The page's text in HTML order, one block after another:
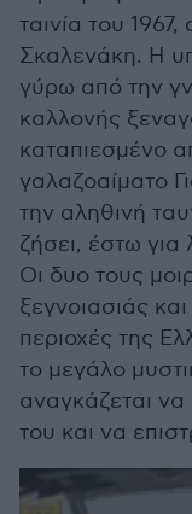
ταινία του
Σκαλενάκη. Η
γύρω από την
καλλονής
καταπιεσμένο
γαλαζοαίματο
την αληθινή
ζήσει, έστω για
Οι δυο τους
ξεγνοιασιάς
περιοχές της
το μεγάλο
αναγκάζεται
του και να